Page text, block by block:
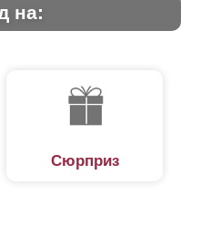
на:
Сюрприз